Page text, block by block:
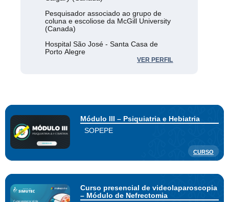
Pesquisador associado ao grupo de
coluna e escoliose da McGill University
(Canada)
Hospital São José - Santa Casa de
Porto Alegre
VER PERFIL
Módulo III – Psiquiatria e Hebiatria
SOPEPE
CURSO
Curso presencial de videolaparoscopia
– Módulo de Nefrectomia